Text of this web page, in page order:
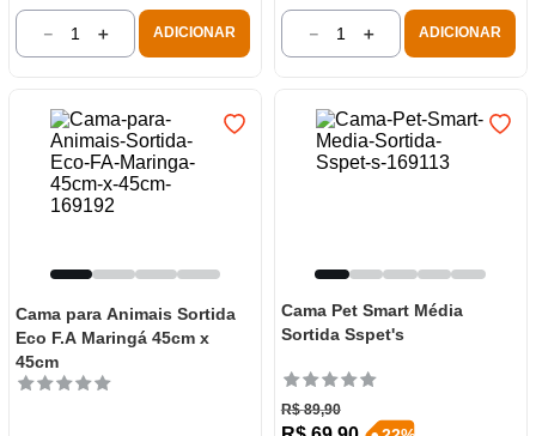
＋
－ ADICIONAR ＋
－ ADICIONAR
Cama para Animais Sortida
Eco F.A Maringá 45cm x
45cm
Cama Pet Smart Média
Sortida Sspet's
R$ 89,90